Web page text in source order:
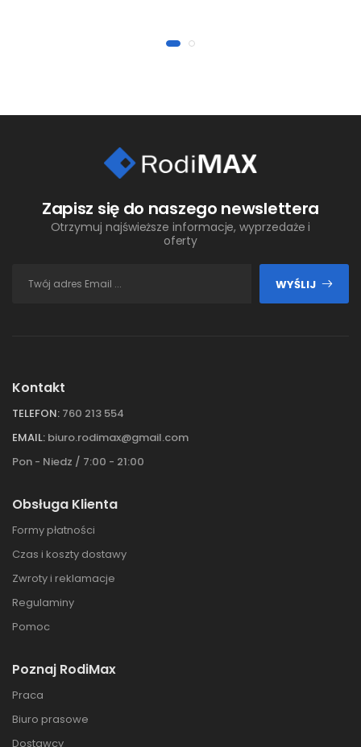
Zapisz się do naszego newslettera
Otrzymuj najświeższe informacje, wyprzedaże i
oferty
WYŚLIJ
Kontakt
TELEFON: 760 213 554
EMAIL: biuro.rodimax@gmail.com
Pon - Niedz / 7:00 - 21:00
Obsługa Klienta
Formy płatności
Czas i koszty dostawy
Zwroty i reklamacje
Regulaminy
Pomoc
Poznaj RodiMax
Praca
Biuro prasowe
Dostawcy